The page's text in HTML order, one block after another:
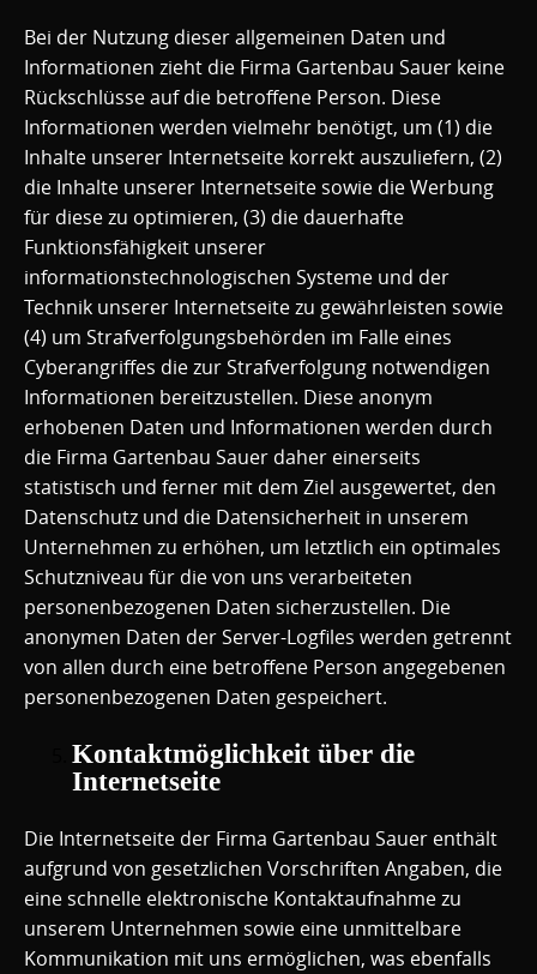
Bei der Nutzung dieser allgemeinen Daten und
Informationen zieht die Firma Gartenbau Sauer keine
Rückschlüsse auf die betroffene Person. Diese
Informationen werden vielmehr benötigt, um (1) die
Inhalte unserer Internetseite korrekt auszuliefern, (2)
die Inhalte unserer Internetseite sowie die Werbung
für diese zu optimieren, (3) die dauerhafte
Funktionsfähigkeit unserer
informationstechnologischen Systeme und der
Technik unserer Internetseite zu gewährleisten sowie
(4) um Strafverfolgungsbehörden im Falle eines
Cyberangriffes die zur Strafverfolgung notwendigen
Informationen bereitzustellen. Diese anonym
erhobenen Daten und Informationen werden durch
die Firma Gartenbau Sauer daher einerseits
statistisch und ferner mit dem Ziel ausgewertet, den
Datenschutz und die Datensicherheit in unserem
Unternehmen zu erhöhen, um letztlich ein optimales
Schutzniveau für die von uns verarbeiteten
personenbezogenen Daten sicherzustellen. Die
anonymen Daten der Server-Logfiles werden getrennt
von allen durch eine betroffene Person angegebenen
personenbezogenen Daten gespeichert.
Kontaktmöglichkeit über die
Internetseite
Die Internetseite der Firma Gartenbau Sauer enthält
aufgrund von gesetzlichen Vorschriften Angaben, die
eine schnelle elektronische Kontaktaufnahme zu
unserem Unternehmen sowie eine unmittelbare
Kommunikation mit uns ermöglichen, was ebenfalls